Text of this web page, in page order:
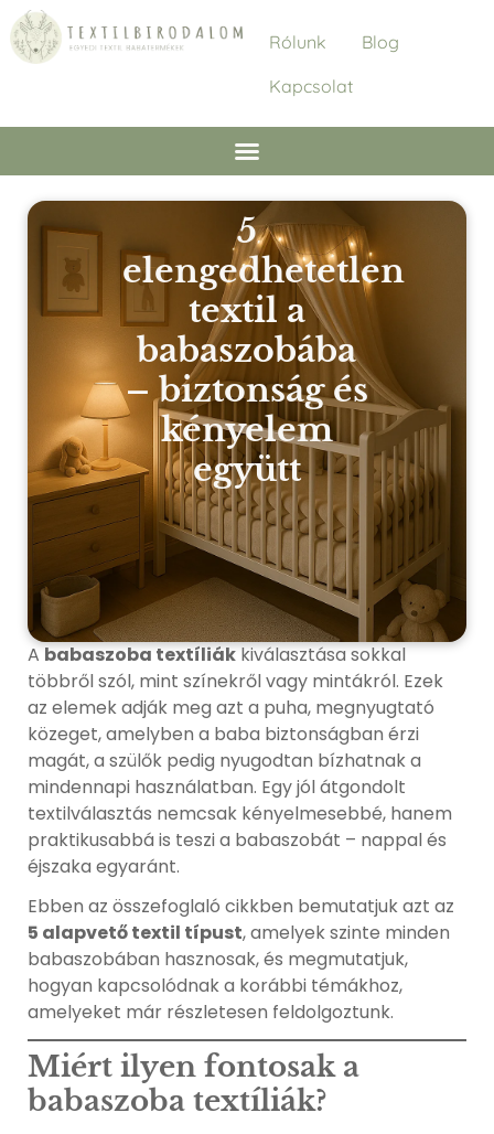
Rólunk
Blog
Kapcsolat
5
elengedhetetlen
textil a
babaszobába
– biztonság és
kényelem
együtt
Ababaszoba textíliákkiválasztása sokkal
többről szól, mint színekről vagy mintákról. Ezek
az elemek adják meg azt a puha, megnyugtató
közeget, amelyben a baba biztonságban érzi
magát, a szülők pedig nyugodtan bízhatnak a
mindennapi használatban. Egy jól átgondolt
textilválasztás nemcsak kényelmesebbé, hanem
praktikusabbá is teszi a babaszobát – nappal és
éjszaka egyaránt.
Ebben az összefoglaló cikkben bemutatjuk azt az
5 alapvető textil típust, amelyek szinte minden
babaszobában hasznosak, és megmutatjuk,
hogyan kapcsolódnak a korábbi témákhoz,
amelyeket már részletesen feldolgoztunk.
Miért ilyen fontosak a
babaszoba textíliák?